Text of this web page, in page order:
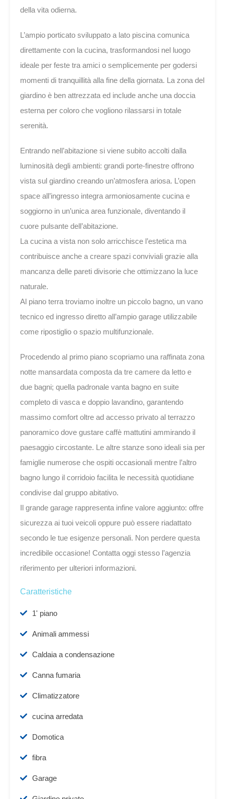
della vita odierna.
L’ampio porticato sviluppato a lato piscina comunica
direttamente con la cucina, trasformandosi nel luogo
ideale per feste tra amici o semplicemente per godersi
momenti di tranquillità alla fine della giornata. La zona del
giardino è ben attrezzata ed include anche una doccia
esterna per coloro che vogliono rilassarsi in totale
serenità.
Entrando nell’abitazione si viene subito accolti dalla
luminosità degli ambienti: grandi porte-finestre offrono
vista sul giardino creando un’atmosfera ariosa. L’open
space all’ingresso integra armoniosamente cucina e
soggiorno in un’unica area funzionale, diventando il
cuore pulsante dell’abitazione.
La cucina a vista non solo arricchisce l’estetica ma
contribuisce anche a creare spazi conviviali grazie alla
mancanza delle pareti divisorie che ottimizzano la luce
naturale.
Al piano terra troviamo inoltre un piccolo bagno, un vano
tecnico ed ingresso diretto all’ampio garage utilizzabile
come ripostiglio o spazio multifunzionale.
Procedendo al primo piano scopriamo una raffinata zona
notte mansardata composta da tre camere da letto e
due bagni; quella padronale vanta bagno en suite
completo di vasca e doppio lavandino, garantendo
massimo comfort oltre ad accesso privato al terrazzo
panoramico dove gustare caffè mattutini ammirando il
paesaggio circostante. Le altre stanze sono ideali sia per
famiglie numerose che ospiti occasionali mentre l’altro
bagno lungo il corridoio facilita le necessità quotidiane
condivise dal gruppo abitativo.
Il grande garage rappresenta infine valore aggiunto: offre
sicurezza ai tuoi veicoli oppure può essere riadattato
secondo le tue esigenze personali. Non perdere questa
incredibile occasione! Contatta oggi stesso l’agenzia
riferimento per ulteriori informazioni.
Caratteristiche
1' piano
Animali ammessi
Caldaia a condensazione
Canna fumaria
Climatizzatore
cucina arredata
Domotica
fibra
Garage